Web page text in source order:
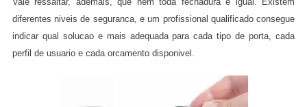
diferentes niveis de seguranca, e um profissional qualificado consegue
indicar qual solucao e mais adequada para cada tipo de porta, cada
perfil de usuario e cada orcamento disponivel.